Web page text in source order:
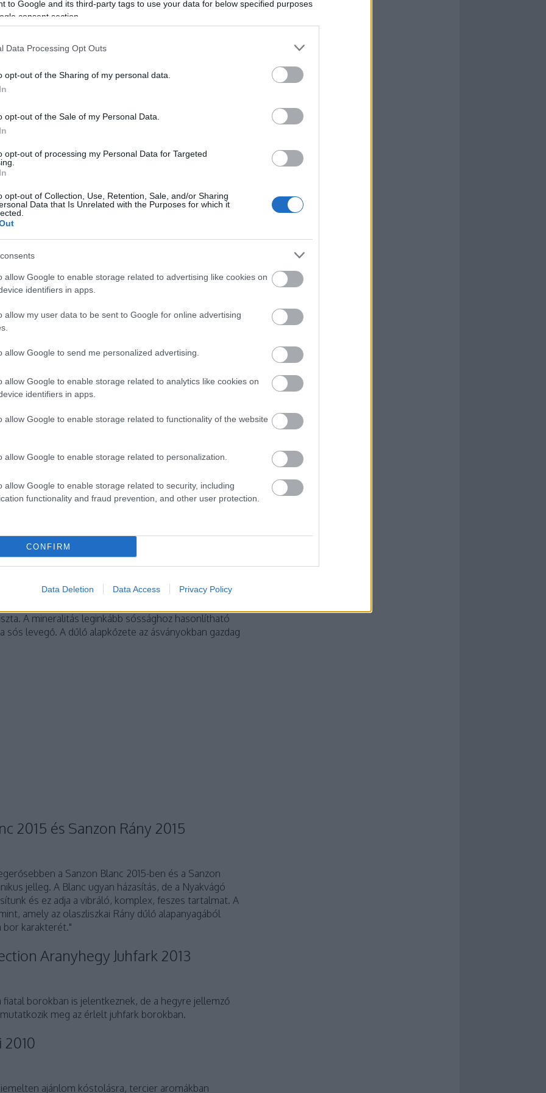
to Google and its third-party tags to use your data for below specified purposes
consent section.
Data Processing Opt Outs
opt-out of the Sharing of my personal data.
opt-out of the Sale of my Personal Data.
opt-out of processing my Personal Data for Targeted
opt-out of Collection, Use, Retention, Sale, and/or Sharing
Data that Is Unrelated with the Purposes for which it
allow Google to enable storage related to advertising like cookies on
identifiers in apps.
allow my user data to be sent to Google for online advertising
allow Google to send me personalized advertising.
allow Google to enable storage related to analytics like cookies on
identifiers in apps.
allow Google to enable storage related to functionality of the website
allow Google to enable storage related to personalization.
allow Google to enable storage related to security, including
functionality and fraud prevention, and other user protection.
CONFIRM
Data Deletion Data Access Privacy Policy
mállott zeolit, kemény riolit és tufa található
talaj optimális kitettsége és tengerszint feletti
dűlői közé emelte."
2015
világ legkülönlegesebb termőhelyein van jelen.
Szicíliában a forrongó Etna lábánál, vagy épp a
A rajnai magába szívja a termőhely
is őrizgeti számunkra, közben egyre komplexebbé
2016
terem igazi vulkanikus-meszes talajon . A
és sárgadinnye dominál, a második felében pedig
terület adottságainak köszönhetően. Igazán
a sós és az édes ízek keverednek. Mindezek
Furmint 2015
mindig nagyon feszes savszerkezetű borokat
A mineralitás leginkább sóssághoz hasonlítható
sós levegő. A dűlő alapkőzete az ásványokban gazdag
2015 és Sanzon Rány 2015
a Sanzon Blanc 2015-ben és a Sanzon
jelleg. A Blanc ugyan házasítás, de a Nyakvágó
és ez adja a vibráló, komplex, feszes tartalmat. A
amely az olaszliszkai Rány dűlő alapanyagából
bor karakterét."
Aranyhegy Juhfark 2013
borokban is jelentkeznek, de a hegyre jellemző
meg az érlelt juhfark borokban.
ajánlom kóstolásra, tercier aromákban